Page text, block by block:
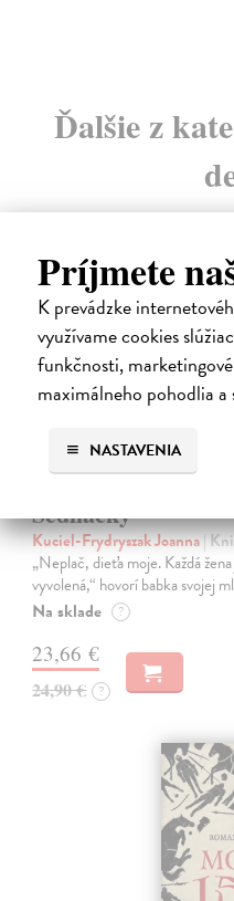
Príjmete
K prevádzke
využívame cookies
funkčnosti,
maximálneho pohodlia a
NASTAVENIA
Ďalšie z
Sedliačky
Kuciel-Frydryszak Joanna|
„Neplač, dieťa moje. Každá
vyvolená,“ hovorí babka svojej
Na sklade ?
23,66 €
24,90 € ?